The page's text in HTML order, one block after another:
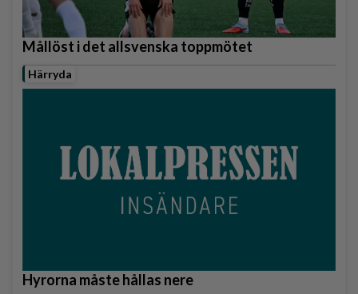
Mållöst i det allsvenska toppmötet
Härryda
Hyrorna måste hållas nere